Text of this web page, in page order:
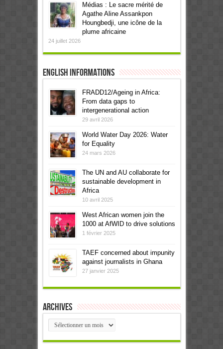
Médias : Le sacre mérité de
Agathe Aline Assankpon
Houngbedji, une icône de la
plume africaine
24 juillet 2026
English informations
FRADD12/Ageing in Africa:
From data gaps to
intergenerational action
29 avril 2026
World Water Day 2026: Water
for Equality
24 mars 2026
The UN and AU collaborate for
sustainable development in
Africa
10 avril 2025
West African women join the
1000 at AfWID to drive solutions
1 février 2025
TAEF concerned about impunity
against journalists in Ghana
27 janvier 2025
Archives
Archives